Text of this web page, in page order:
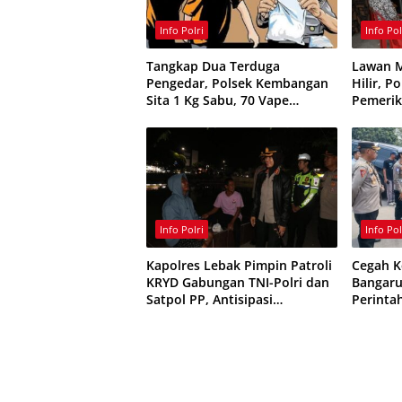
Info Polri
Tangkap Dua Terduga
Pengedar, Polsek Kembangan
Sita 1 Kg Sabu, 70 Vape
Obat Keras
Info
Lawan
Hilir,
Info Polri
Kapolres Lebak Pimpin Patroli
KRYD Gabungan TNI-Polri dan
Satpol PP, Antisipasi
Info
Cegah